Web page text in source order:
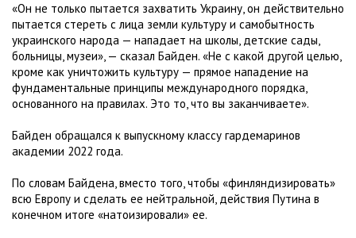
«Он не только пытается захватить Украину, он действительно
пытается стереть с лица земли культуру и самобытность
украинского народа — нападает на школы, детские сады,
больницы, музеи», — сказал Байден. «Не с какой другой целью,
кроме как уничтожить культуру — прямое нападение на
фундаментальные принципы международного порядка,
основанного на правилах. Это то, что вы заканчиваете».
Байден обращался к выпускному классу гардемаринов
академии 2022 года.
По словам Байдена, вместо того, чтобы «финляндизировать»
всю Европу и сделать ее нейтральной, действия Путина в
конечном итоге «натоизировали» ее.